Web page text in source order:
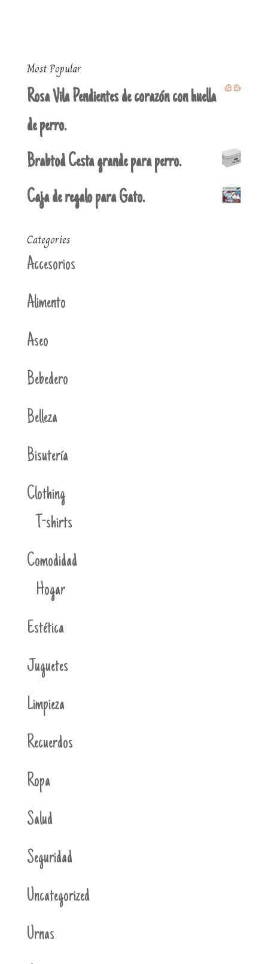
Most Popular
Rosa Vila Pendientes de corazón con huella
de perro.
Brabtod Cesta grande para perro.
Caja de regalo para Gato.
Categories
Accesorios
Alimento
Aseo
Bebedero
Belleza
Bisutería
Clothing
T-shirts
Comodidad
Hogar
Estética
Juguetes
Limpieza
Recuerdos
Ropa
Salud
Seguridad
Uncategorized
Urnas